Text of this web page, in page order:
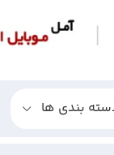
بندی ها